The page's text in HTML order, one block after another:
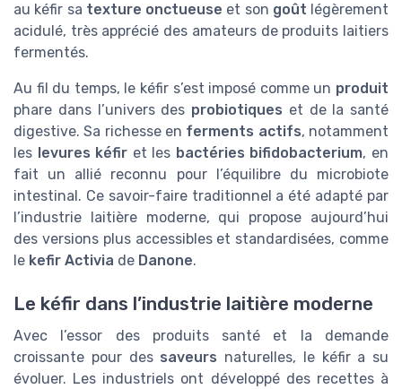
au kéfir sa texture onctueuse et son goût légèrement
acidulé, très apprécié des amateurs de produits laitiers
fermentés.
Au fil du temps, le kéfir s’est imposé comme un produit
phare dans l’univers des probiotiques et de la santé
digestive. Sa richesse en ferments actifs, notamment
les levures kéfir et les bactéries bifidobacterium, en
fait un allié reconnu pour l’équilibre du microbiote
intestinal. Ce savoir-faire traditionnel a été adapté par
l’industrie laitière moderne, qui propose aujourd’hui
des versions plus accessibles et standardisées, comme
le kefir Activia de Danone.
Le kéfir dans l’industrie laitière moderne
Avec l’essor des produits santé et la demande
croissante pour des saveurs naturelles, le kéfir a su
évoluer. Les industriels ont développé des recettes à